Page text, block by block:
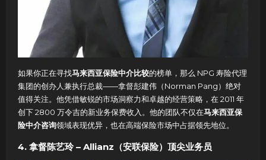
如果你正在寻找马来西亚保险中介比较的榜单，那么 NPG 寿险代理
集团的创办人兼执行总裁——拿督彭建伟（Norman Pang）绝对
值得关注。他凭借敏锐的市场洞察力和卓越的经营策略，在 2011 年
创下 2800 万令吉的新业务保费收入。他的团队不仅在马来西亚保
险中介咨询领域表现优异，也在高端保险市场中占据领先地位。
4. 拿督陈艺玲 – Allianz（安联保险）顶尖业务员